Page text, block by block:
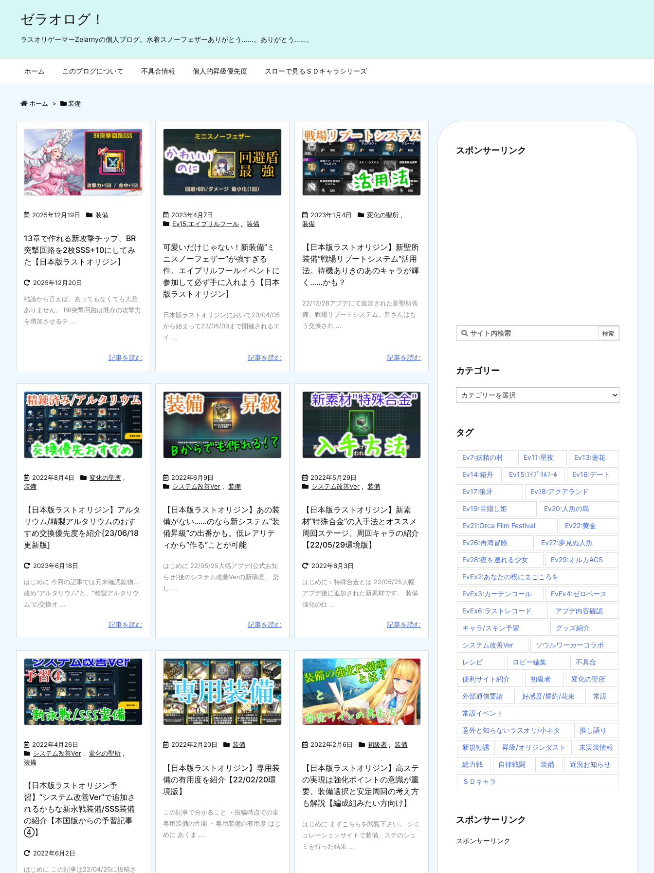
ゼラオログ！
ラスオリゲーマーZelarnyの個人ブログ。水着スノーフェザーありがとう……。ありがとう……。
ホーム このブログについて 不具合情報 個人的昇級優先度 スローで見るＳＤキャラシリーズ
ホーム > 装備
2025年12月19日 装備
13章で作れる新攻撃チップ、BR
突撃回路を2枚SSS+10にしてみ
た【日本版ラストオリジン】
2025年12月20日
結論から言えば、あってもなくても大差
ありません。 BR突撃回路は既存の攻撃力
を増加させるチ ...
記事を読む
2023年4月7日
Ev15:エイプリルフール , 装備
可愛いだけじゃない！新装備”ミ
ニスノーフェザー”が強すぎる
件。エイプリルフールイベントに
参加して必ず手に入れよう【日本
版ラストオリジン】
日本版ラストオリジンにおいて23/04/05
から始まって23/05/03まで開催されるエ
イ ...
記事を読む
2023年1月4日 変化の聖所 ,
装備
【日本版ラストオリジン】新聖所
装備”戦場リブートシステム”活用
法。待機ありきのあのキャラが輝
く……かも？
22/12/28アプデにて追加された新聖所装
備、戦場リブートシステム。皆さんはも
う交換され ...
記事を読む
2022年8月4日 変化の聖所 ,
装備
【日本版ラストオリジン】アルタ
リウム/精製アルタリウムのおす
すめ交換優先度を紹介[23/06/18
更新版]
2023年6月18日
はじめに 今回の記事では元未確認鉱物…
改め"アルタリウム"と、"精製アルタリウ
ム"の交換オ ...
記事を読む
2022年6月9日
システム改善Ver , 装備
【日本版ラストオリジン】あの装
備がない……のなら新システム”装
備昇級”の出番かも。低レアリテ
ィから”作る”ことが可能
はじめに 22/05/25大幅アプデ(公式お知
らせ)後のシステム改善Verの新環境。 楽
し ...
記事を読む
2022年5月29日
システム改善Ver , 装備
【日本版ラストオリジン】新素
材”特殊合金”の入手法とオススメ
周回ステージ、周回キャラの紹介
【22/05/29環境版】
2022年6月3日
はじめに：特殊合金とは 22/05/25大幅
アプデ後に追加された新素材です。 装備
強化の仕 ...
記事を読む
2022年4月26日
システム改善Ver , 変化の聖所 ,
装備
【日本版ラストオリジン予
習】”システム改善Ver”で追加さ
れるかもな新永戦装備/SSS装備
の紹介【本国版からの予習記事
④】
2022年6月2日
はじめに この記事は22/04/26に投稿さ
2022年2月20日 装備
【日本版ラストオリジン】専用装
備の有用度を紹介【22/02/20環
境版】
この記事で分かること ・投稿時点での全
専用装備の性能 ・専用装備の有用度 はじ
めに あくま ...
2022年2月6日 初級者 , 装備
【日本版ラストオリジン】高ステ
の実現は強化ポイントの意識が重
要。装備選択と安定周回の考え方
も解説【編成組みたい方向け】
はじめに まずこちらを閲覧下さい。 シミ
ュレーションサイトで装備、ステのシュ
ミを行った結果 ...
スポンサーリンク
カテゴリー
テ
ー
タグ
Ev7:妖精の村 Ev11:星夜 Ev13:蓮花
Ev14:箱舟 Ev15:ｴｲﾌﾟﾘﾙﾌｰﾙ Ev16:デート
Ev17:狼牙 Ev18:アクアランド
Ev19:目隠し姫 Ev20:人魚の島
Ev21:Orca Film Festival Ev22:黄金
Ev26:再海冒険 Ev27:夢見ぬ人魚
Ev28:夜を連れる少女 Ev29:オルカAGS
EvEx2:あなたの楔にまごころを
EvEx3:カーテンコール EvEx4:ゼロベース
EvEx6:ラストレコード アプデ内容確認
キャラ/スキン予習 グッズ紹介
システム改善Ver ソウルワーカーコラボ
レシピ ロビー編集 不具合
便利サイト紹介 初級者 変化の聖所
外部通信要請 好感度/誓約/花束 常設
常設イベント
意外と知らないラスオリ/小ネタ 推し語り
新規勧誘 昇級/オリジンダスト 未実装情報
総力戦 自律戦闘 装備 近況お知らせ
ＳＤキャラ
スポンサーリンク
スポンサーリンク